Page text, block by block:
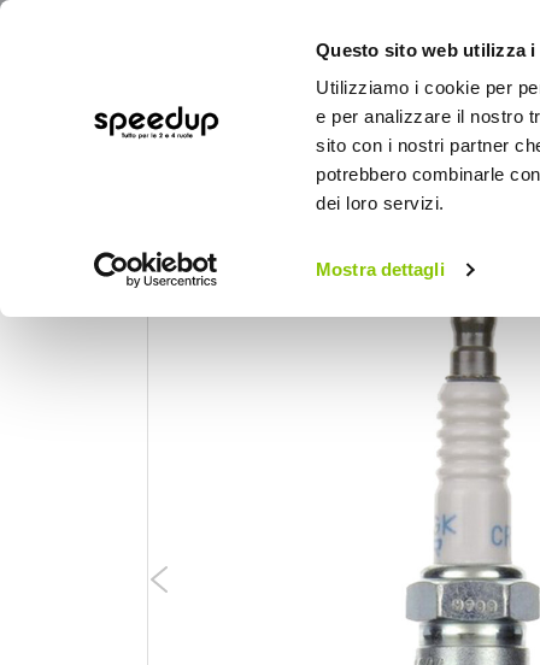
Questo sito web utilizza i
Utilizziamo i cookie per
e per analizzare il nostro
sito con i nostri partner
potrebbero combinarle
dei loro servizi.
Mostra dettagli
BICI
Home